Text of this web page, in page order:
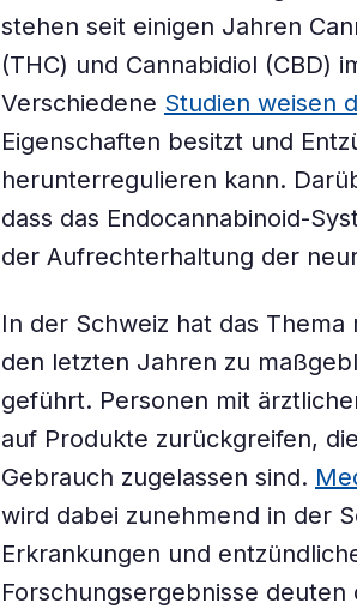
stehen seit einigen Jahren
(THC) und Cannabidiol (CBD)
Verschiedene Studien weisen
Eigenschaften besitzt und
herunterregulieren kann.
dass das Endocannabinoid-
der Aufrechterhaltung der
In der Schweiz hat das Thema
den letzten Jahren zu
geführt. Personen mit
auf Produkte zurückgreifen,
Gebrauch zugelassen sind.
wird dabei zunehmend in der
Erkrankungen und
Forschungsergebnisse